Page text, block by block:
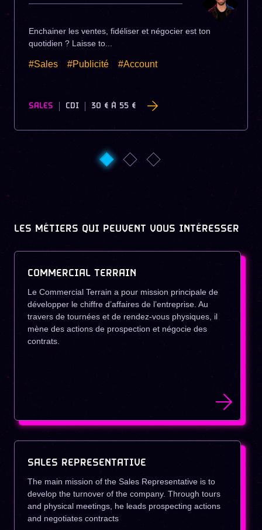
Enchainer les ventes, fidéliser et négocier est ton
quotidien ? Laisse to...
#Sales #Publicité #Account
SALES CDI 30 € À 55 €
LES MÉTIERS QUI PEUVENT VOUS INTÉRESSER
COMMERCIAL TERRAIN
Le Commercial Terrain a pour mission principale de
développer le chiffre d’affaires de l’entreprise. Au
travers de tournées et de rendez-vous physiques, il
mène des actions de prospection et négocie des
contrats.
SALES REPRESENTATIVE
The main mission of the Sales Representative is to
develop the turnover of the company. Through tours
and physical meetings, he leads prospecting actions
and negotiates contracts